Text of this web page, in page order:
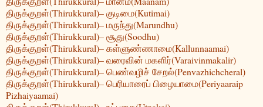
திருக்குறள்(Thirukkural)– குடிமை(Kutimai)
திருக்குறள்(Thirukkural)– மருந்து(Marundhu)
திருக்குறள்(Thirukkural)– சூது(Soodhu)
திருக்குறள்(Thirukkural)– கள்ளுண்ணாமை(Kallunnaamai)
திருக்குறள்(Thirukkural)– வரைவின் மகளிர்(Varaivinmakalir)
திருக்குறள்(Thirukkural)– பெண்வழிச் சேறல்(Penvazhichcheral)
திருக்குறள்(Thirukkural)– பெரியாரைப் பிழையாமை(Periyaaraip
Pizhaiyaamai)